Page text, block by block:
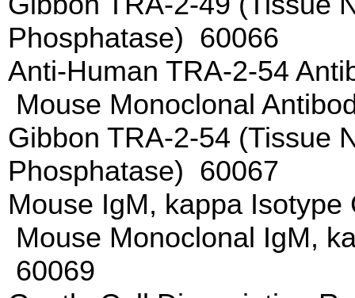
Phosphatase) 60066
Anti-Human TRA-2-54
Mouse Monoclonal
Gibbon TRA-2-54 (Tissue
Phosphatase) 60067
Mouse IgM, kappa
Mouse Monoclonal IgM,
60069